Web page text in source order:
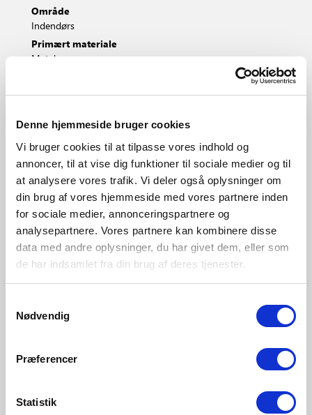
Denne hjemmeside bruger cookies
Vi bruger cookies til at tilpasse vores indhold og
annoncer, til at vise dig funktioner til sociale medier og til
at analysere vores trafik. Vi deler også oplysninger om
din brug af vores hjemmeside med vores partnere inden
for sociale medier, annonceringspartnere og
analysepartnere. Vores partnere kan kombinere disse
data med andre oplysninger, du har givet dem, eller som
de har indsamlet fra din brug af deres tjenester.
Nødvendig
Præferencer
Statistik
Område
Indendørs
Primært materiale
Metal
Støvet grøn
Blå
Lys brun